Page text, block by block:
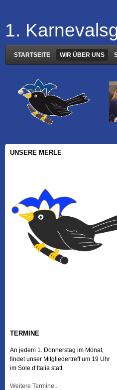
1.
STARTSEITE WIR ÜBER UNS
UNSERE MERLE
TERMINE
An jedem 1. Donnerstag im Monat,
findet unser Mitgliedertreff um 19 Uhr
im Sole d‘Italia statt.
Weitere Termine...